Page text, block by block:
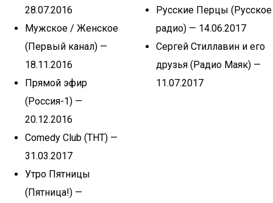
28.07.2016
Мужское / Женское
(Первый канал) —
18.11.2016
Прямой эфир
(Россия-1) —
20.12.2016
Comedy Club (ТНТ) —
31.03.2017
Утро Пятницы
(Пятница!) —
Русские Перцы (Русское
радио) — 14.06.2017
Сергей Стиллавин и его
друзья (Радио Маяк) —
11.07.2017